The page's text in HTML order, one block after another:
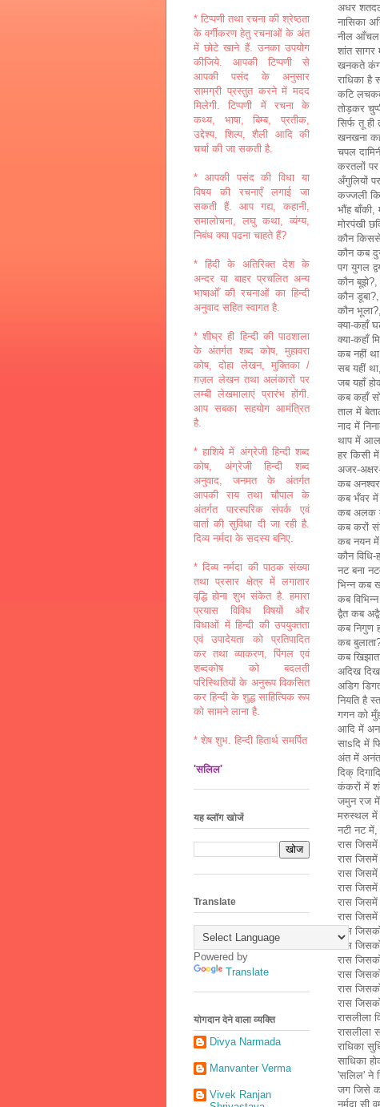
अधर
नासिका
नील आँचल
शांत सागर
खनकते
राधिका है
कटि
तोड़कर
सिर्फ तू ही
खनखना
चपल
करतलों पर
अँगुलियों
कज्जली
भौंह बाँकी,
मोरपंखी
कौन
कौन कब
पग युगल
कौन
कौन
कौन
क्या-कहाँ
क्या-कहाँ
कब नहीं
सब यहीं
जब यहाँ
कब कहाँ
ताल में
नाद में
थाप में
हर किसी
अजर-
कब
कब भँवर में
कब अलक
कब करों
कब नयन में
कौन
नट बना
भिन्न कब
कब
द्वैत कब
कब निगुण
कब
कब
अदिख
अडिग
नियति है
गगन को
आदि में
साsदि में
अंत में
दिक्
कंकरों में
जमुन रज
मरुस्थल में
नटी नट में,
रास जिसमें
रास
रास
रास जिसमें
रास जिसमें
रास जिसमें
रास
रास
रास
रास
रास
रास
रासलीला
रासलीला
राधिका
साधिका
'सलिल' ने
जग जिसे
नर्मदा सी
* टिप्पणी तथा रचना की श्रेष्ठता
के वर्गीकरण हेतु रचनाओं के अंत
में छोटे खाने हैं. उनका उपयोग
कीजिये. आपकी टिप्पणी से
आपकी पसंद के अनुसार
सामग्री प्रस्तुत करने में मदद
मिलेगी. टिप्पणी में रचना के
कथ्य, भाषा, बिम्ब, प्रतीक,
उद्देश्य, शिल्प, शैली आदि की
चर्चा की जा सकती है.
* आपकी पसंद की विधा या
विषय की रचनाएँ लगाई जा
सकती हैं. आप गद्य, कहानी,
समालोचना, लघु कथा, व्यंग्य,
निबंध क्या पढना चाहते हैं?
* हिंदी के अतिरिक्त देश के
अन्दर या बाहर प्रचलित अन्य
भाषाओँ की रचनाओं का हिन्दी
अनुवाद सहित स्वागत है.
* शीघ्र ही हिन्दी की पाठशाला
के अंतर्गत शब्द कोष, मुहावरा
कोष, दोहा लेखन, मुक्तिका /
ग़ज़ल लेखन तथा अलंकारों पर
लम्बी लेखमालाएं प्रारंभ होंगी.
आप सबका सहयोग आमंत्रित
है.
* हाशिये में अंग्रेजी हिन्दी शब्द
कोष, अंग्रेजी हिन्दी शब्द
अनुवाद, जनमत के अंतर्गत
आपकी राय तथा चौपाल के
अंतर्गत पारस्परिक संपर्क एवं
वार्ता की सुविधा दी जा रही है.
दिव्य नर्मदा के सदस्य बनिए.
* दिव्य नर्मदा की पाठक संख्या
तथा प्रसार क्षेत्र में लगातार
वृद्धि होना शुभ संकेत है. हमारा
प्रयास विविध विषयों और
विधाओं में हिन्दी की उपयुक्तता
एवं उपादेयता को प्रतिपादित
कर तथा व्याकरण, पिंगल एवं
शब्दकोष को बदलती
परिस्थितियों के अनुरूप विकसित
कर हिन्दी के शुद्ध साहित्यिक रूप
को सामने लाना है.
* शेष शुभ. हिन्दी हितार्थ समर्पित
'सलिल'
यह ब्लॉग खोजें
Translate
Powered by
Translate
योगदान देने वाला व्यक्ति
Divya Narmada
Manvanter Verma
Vivek Ranjan